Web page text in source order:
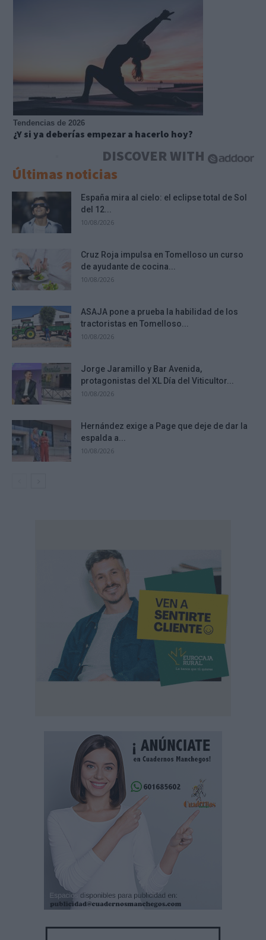
Tendencias de 2026
¿Y si ya deberías empezar a hacerlo hoy?
DISCOVER WITH
Últimas noticias
España mira al cielo: el eclipse total de Sol
del 12...
10/08/2026
Cruz Roja impulsa en Tomelloso un curso
de ayudante de cocina...
10/08/2026
ASAJA pone a prueba la habilidad de los
tractoristas en Tomelloso...
10/08/2026
Jorge Jaramillo y Bar Avenida,
protagonistas del XL Día del Viticultor...
10/08/2026
Hernández exige a Page que deje de dar la
espalda a...
10/08/2026